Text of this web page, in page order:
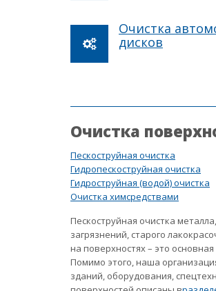
Очистка
дисков
Очистка
Пескоструйная очистка
Гидропескоструйная очистка
Гидроструйная (водой) очистка
Очистка химсредствами
Пескоструйная очистка
загрязнений, старого
на поверхностях – это
Помимо этого, наша
зданий, оборудования,